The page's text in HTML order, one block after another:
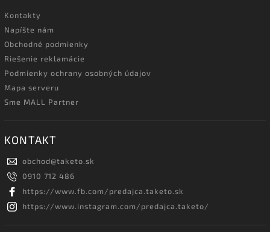
Kontakty
Napíšte nám
Obchodné podmienky
Riešenie reklamácie
Podmienky ochrany osobných údajov
Mapa serveru
Sme MALL Partner
KONTAKT
obchod@taketo.sk
0910 712 486
https://www.fb.com/predajca.taketo.sk
https://www.instagram.com/predajca.taketo/